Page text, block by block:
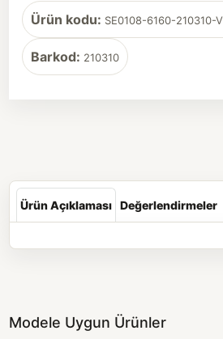
Ürün kodu: SE0108-6160-210310-
Barkod: 210310
Ürün Açıklaması Değerlendirmeler
Modele Uygun Ürünler